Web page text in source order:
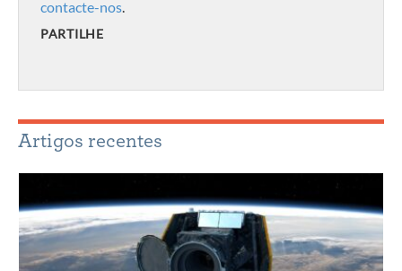
contacte-nos.
PARTILHE
Artigos recentes